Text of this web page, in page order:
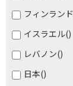
フィンランド
イスラエル()
レバノン()
日本()